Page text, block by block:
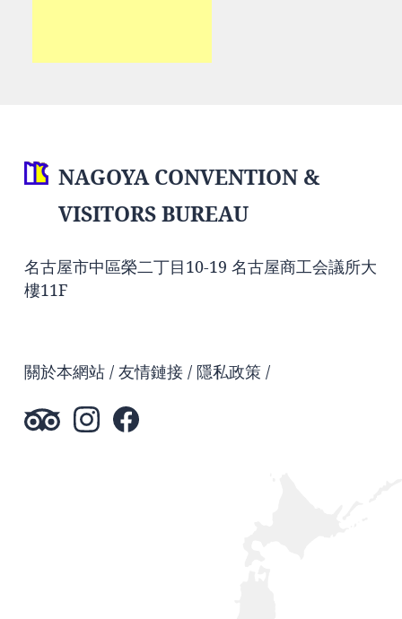
NAGOYA CONVENTION &
VISITORS BUREAU
名古屋市中區榮二丁目10-19 名古屋商工会議所大
樓11F
關於本網站 友情鏈接 隱私政策